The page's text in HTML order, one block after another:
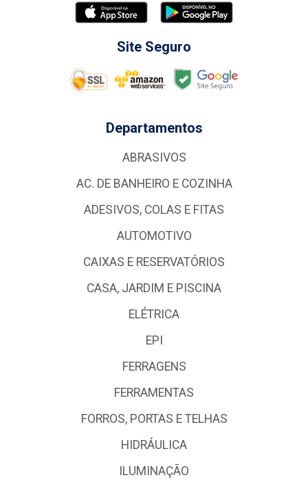
Site Seguro
Departamentos
ABRASIVOS
AC. DE BANHEIRO E COZINHA
ADESIVOS, COLAS E FITAS
AUTOMOTIVO
CAIXAS E RESERVATÓRIOS
CASA, JARDIM E PISCINA
ELÉTRICA
EPI
FERRAGENS
FERRAMENTAS
FORROS, PORTAS E TELHAS
HIDRÁULICA
ILUMINAÇÃO